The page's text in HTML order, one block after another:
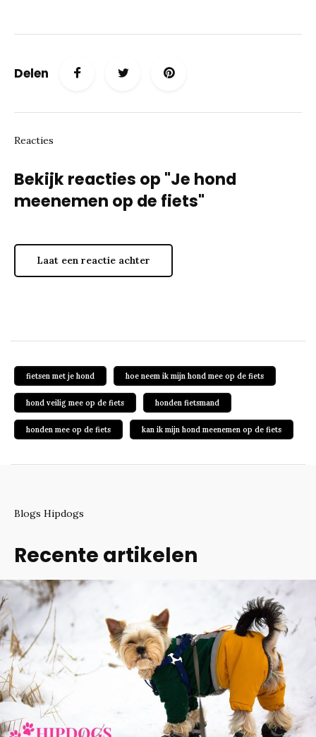
Delen
Reacties
Bekijk reacties op "Je hond
meenemen op de fiets"
Laat een reactie achter
fietsen met je hond hoe neem ik mijn hond mee op de fiets
hond veilig mee op de fiets honden fietsmand
honden mee op de fiets kan ik mijn hond meenemen op de fiets
Blogs Hipdogs
Recente artikelen